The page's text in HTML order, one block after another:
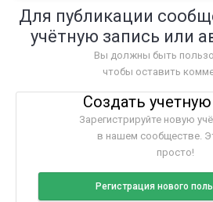
Для публикации
учётную запись или
Вы должны быть
чтобы оставить
Создать
Зарегистрируйте новую
в нашем сообществе.
просто!
Регистрация нового